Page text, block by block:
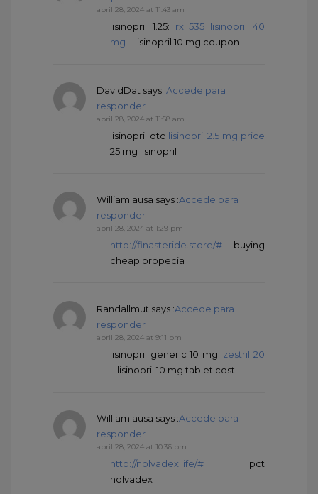
abril 28, 2024 at 11:43 am
lisinopril 1.25: rx 535 lisinopril 40
mg – lisinopril 10 mg coupon
DavidDat says :Accede para
responder
abril 28, 2024 at 11:58 am
lisinopril otc lisinopril 2.5 mg price
25 mg lisinopril
Williamlausa says :Accede para
responder
abril 28, 2024 at 1:29 pm
http://finasteride.store/# buying
cheap propecia
Randallmut says :Accede para
responder
abril 28, 2024 at 9:11 pm
lisinopril generic 10 mg: zestril 20
– lisinopril 10 mg tablet cost
Williamlausa says :Accede para
responder
abril 28, 2024 at 10:36 pm
http://nolvadex.life/# pct
nolvadex